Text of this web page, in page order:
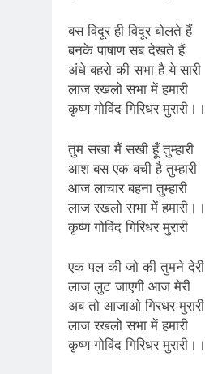
बस विदूर ही विदूर बोलते हैं
बनके पाषाण सब देखते हैं
अंधे बहरो की सभा है ये सारी
लाज रखलो सभा में हमारी
कृष्ण गोविंद गिरिधर मुरारी।।
तुम सखा मैं सखी हूँ तुम्हारी
आश बस एक बची है तुम्हारी
आज लाचार बहना तुम्हारी
लाज रखलो सभा में हमारी।।
कृष्ण गोविंद गिरिधर मुरारी
एक पल की जो की तुमने देरी
लाज लुट जाएगी आज मेरी
अब तो आजाओ गिरधर मुरारी
लाज रखलो सभा में हमारी
कृष्ण गोविंद गिरिधर मुरारी।।